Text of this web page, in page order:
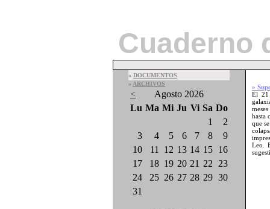
Cuaderno
» DOCUMENTOS
» ARCHIVOS
<
Agosto 2026
Lu Ma Mi Ju Vi Sa Do
1
2
3
4 5 6 7 8
9
10
11 12 13 14 15 16
17
18 19 20 21 22
23
24
25 26 27 28 29 30
31
»
El
hasta
que
Leo.